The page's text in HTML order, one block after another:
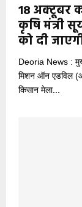
18 अक्टूबर
कृषि मंत्री
को दी
Deoria News :
मिशन ऑन एडविल
किसान मेला...